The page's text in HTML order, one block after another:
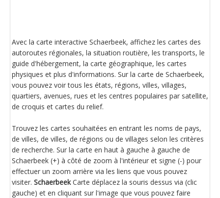
Avec la carte interactive Schaerbeek, affichez les cartes des
autoroutes régionales, la situation routière, les transports, le
guide d'hébergement, la carte géographique, les cartes
physiques et plus d'informations. Sur la carte de Schaerbeek,
vous pouvez voir tous les états, régions, villes, villages,
quartiers, avenues, rues et les centres populaires par satellite,
de croquis et cartes du relief.
Trouvez les cartes souhaitées en entrant les noms de pays,
de villes, de villes, de régions ou de villages selon les critères
de recherche. Sur la carte en haut à gauche à gauche de
Schaerbeek (+) à côté de zoom à l'intérieur et signe (-) pour
effectuer un zoom arrière via les liens que vous pouvez
visiter. SchaerbeekCarte déplacez la souris dessus via (clic
gauche) et en cliquant sur l'image que vous pouvez faire